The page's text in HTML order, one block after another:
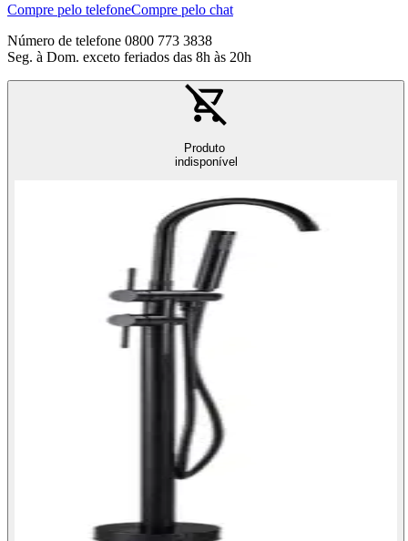
Compre pelo telefoneCompre pelo chat
Número de telefone 0800 773 3838
Seg. à Dom. exceto feriados das 8h às 20h
Produto
indisponível